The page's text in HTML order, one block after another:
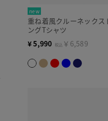
new
重ね着風クルーネックス
ングTシャツ
¥5,990 税込 ￥6,589